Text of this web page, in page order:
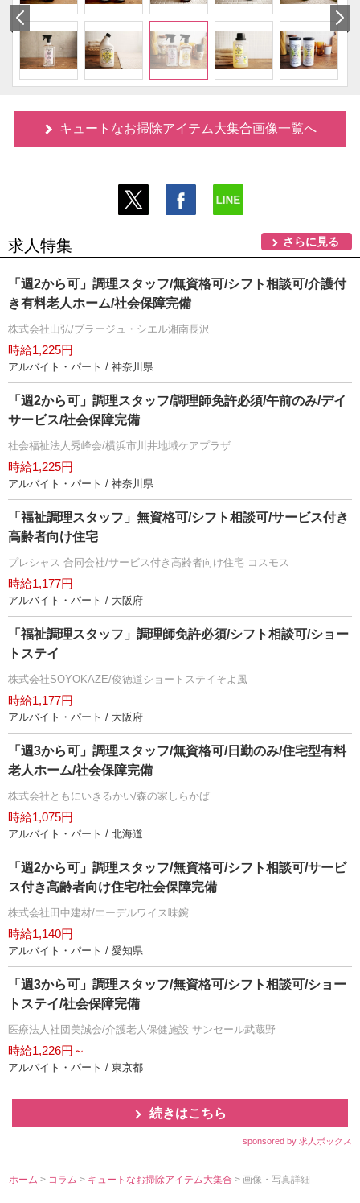
キュートなお掃除アイテム大集合画像一覧へ
求人特集 さらに見る
「週2から可」調理スタッフ/無資格可/シフト相談可/介護付
き有料老人ホーム/社会保障完備
株式会社山弘/プラージュ・シエル湘南長沢
時給1,225円
アルバイト・パート / 神奈川県
「週2から可」調理スタッフ/調理師免許必須/午前のみ/デイ
サービス/社会保障完備
社会福祉法人秀峰会/横浜市川井地域ケアプラザ
時給1,225円
アルバイト・パート / 神奈川県
「福祉調理スタッフ」無資格可/シフト相談可/サービス付き
高齢者向け住宅
プレシャス 合同会社/サービス付き高齢者向け住宅 コスモス
時給1,177円
アルバイト・パート / 大阪府
「福祉調理スタッフ」調理師免許必須/シフト相談可/ショー
トステイ
株式会社SOYOKAZE/俊徳道ショートステイそよ風
時給1,177円
アルバイト・パート / 大阪府
「週3から可」調理スタッフ/無資格可/日勤のみ/住宅型有料
老人ホーム/社会保障完備
株式会社ともにいきるかい/森の家しらかば
時給1,075円
アルバイト・パート / 北海道
「週2から可」調理スタッフ/無資格可/シフト相談可/サービ
ス付き高齢者向け住宅/社会保障完備
株式会社田中建材/エーデルワイス味鋺
時給1,140円
アルバイト・パート / 愛知県
「週3から可」調理スタッフ/無資格可/シフト相談可/ショー
トステイ/社会保障完備
医療法人社団美誠会/介護老人保健施設 サンセール武蔵野
時給1,226円～
アルバイト・パート / 東京都
続きはこちら
sponsored by 求人ボックス
ホーム > コラム> キュートなお掃除アイテム大集合> 画像・写真詳細